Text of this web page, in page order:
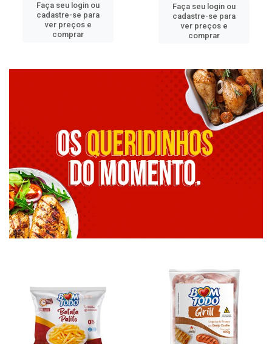
Faça seu login ou
cadastre-se para
ver preços e
comprar
Faça seu login ou
cadastre-se para
ver preços e
comprar